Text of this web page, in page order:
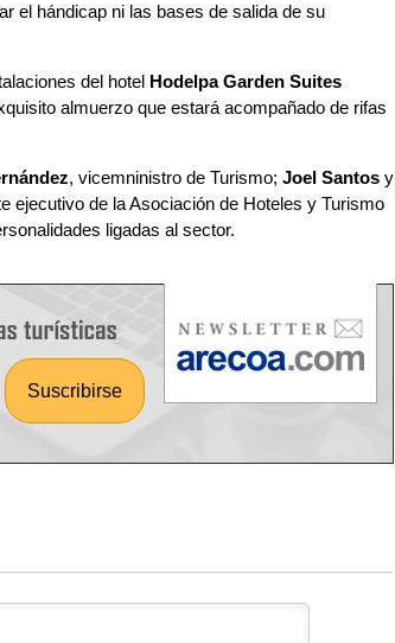
el hándicap ni las bases de salida de su
del hotel Hodelpa Garden Suites
almuerzo que estará acompañado de rifas
, vicemninistro de Turismo; Joel Santosy
ejecutivo de la Asociación de Hoteles y Turismo
ligadas al sector.